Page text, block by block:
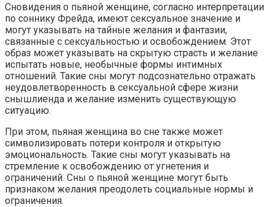
Сновидения о пьяной женщине, согласно интерпретации
по соннику Фрейда, имеют сексуальное значение и
могут указывать на тайные желания и фантазии,
связанные с сексуальностью и освобождением. Этот
образ может указывать на скрытую страсть и желание
испытать новые, необычные формы интимных
отношений. Такие сны могут подсознательно отражать
неудовлетворенность в сексуальной сфере жизни
снышлиенда и желание изменить существующую
ситуацию.
При этом, пьяная женщина во сне также может
символизировать потери контроля и открытую
эмоциональность. Такие сны могут указывать на
стремление к освобождению от угнетения и
ограничений. Сны о пьяной женщине могут быть
признаком желания преодолеть социальные нормы и
ограничения.